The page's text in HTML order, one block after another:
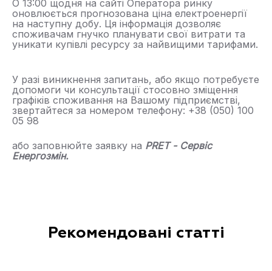
О 13:00 щодня на сайті Оператора ринку
оновлюється прогнозована ціна електроенергії
на наступну добу. Ця інформація дозволяє
споживачам гнучко планувати свої витрати та
уникати купівлі ресурсу за найвищими тарифами.
У разі виникнення запитань, або якщо потребуєте
допомоги чи консультації стосовно зміщення
графіків споживання на Вашому підприємстві,
звертайтеся за номером телефону: +38 (050) 100
05 98
або заповнюйте заявку на PRET - Сервіс
Енергозмін.
Рекомендовані статті